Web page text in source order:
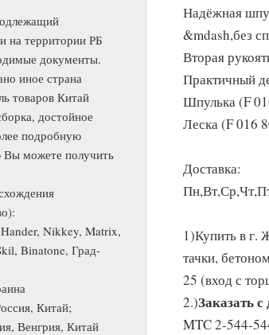
на территории РБ
документы.
иное страна
товаров Китай
достойное
подробную
можете получить
Nikkey, Matrix,
Binatone, Град-
Китай;
Венгрия, Китай
Надёжная
&mdash,без
Вторая
Практичный
Шпулька (F
Леска (F 016
Доставка:
1)Купить в г.
тачки,
25 (вход с
2.)Заказать
MTC 2-544-